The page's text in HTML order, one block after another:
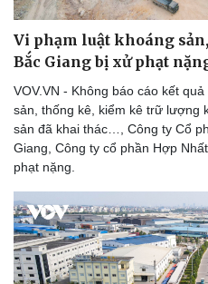
Vi phạm luật khoáng
Bắc Giang bị xử phạt
VOV.VN - Không báo cáo kết
sản, thống kê, kiểm kê trữ lượng
sản đã khai thác…, Công ty Cổ
Giang, Công ty cổ phần Hợp
phạt nặng.